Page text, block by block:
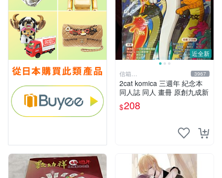
近全新
信箱
paul600510@yahoo.com.tw
3967
2cat komica 三週年 紀念本
同人誌 同人 畫冊 原創九成新
$208